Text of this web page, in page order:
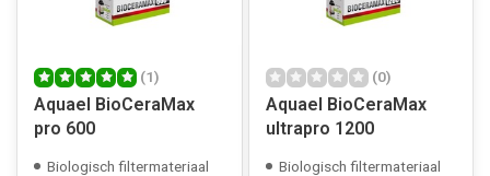
(1)
Aquael BioCeraMax
pro 600
Biologisch filtermateriaal
(0)
Aquael BioCeraMax
ultrapro 1200
Biologisch filtermateriaal